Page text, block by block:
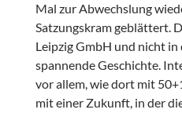
Mal zur Abwechslung
Satzungskram geblättert.
Leipzig GmbH und nicht in
spannende Geschichte.
vor allem, wie dort mit
mit einer Zukunft, in der